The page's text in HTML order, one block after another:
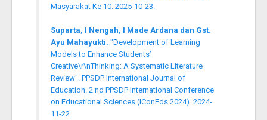
Masyarakat Ke 10. 2025-10-23.
Suparta, I Nengah, I Made Ardana dan Gst.
Ayu Mahayukti. "Development of Learning
Models to Enhance Students’
Creative\r\nThinking: A Systematic Literature
Review". PPSDP International Journal of
Education. 2 nd PPSDP International Conference
on Educational Sciences (IConEds 2024). 2024-
11-22.